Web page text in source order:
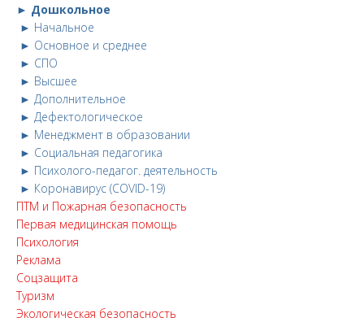
► Дошкольное
► Начальное
► Основное и среднее
► СПО
► Высшее
► Дополнительное
► Дефектологическое
► Менеджмент в образовании
► Социальная педагогика
► Психолого-педагог. деятельность
► Коронавирус (COVID-19)
ПТМ и Пожарная безопасность
Первая медицинская помощь
Психология
Реклама
Соцзащита
Туризм
Экологическая безопасность